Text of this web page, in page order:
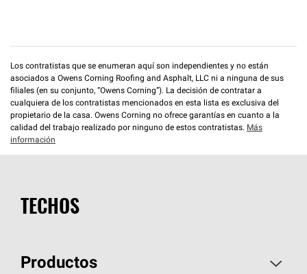
Los contratistas que se enumeran aquí son independientes y no están
asociados a Owens Corning Roofing and Asphalt, LLC ni a ninguna de sus
filiales (en su conjunto, “Owens Corning”). La decisión de contratar a
cualquiera de los contratistas mencionados en esta lista es exclusiva del
propietario de la casa. Owens Corning no ofrece garantías en cuanto a la
calidad del trabajo realizado por ninguno de estos contratistas. Más
información
TECHOS
Productos